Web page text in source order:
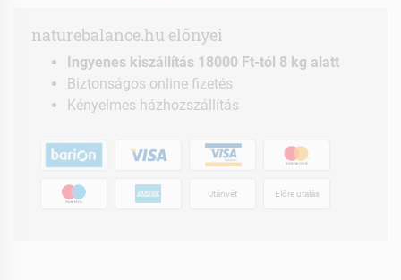
naturebalance.hu előnyei
Ingyenes kiszállítás 18000 Ft-tól 8 kg alatt
Biztonságos online fizetés
Kényelmes házhozszállítás
Utánvét Előre utalás